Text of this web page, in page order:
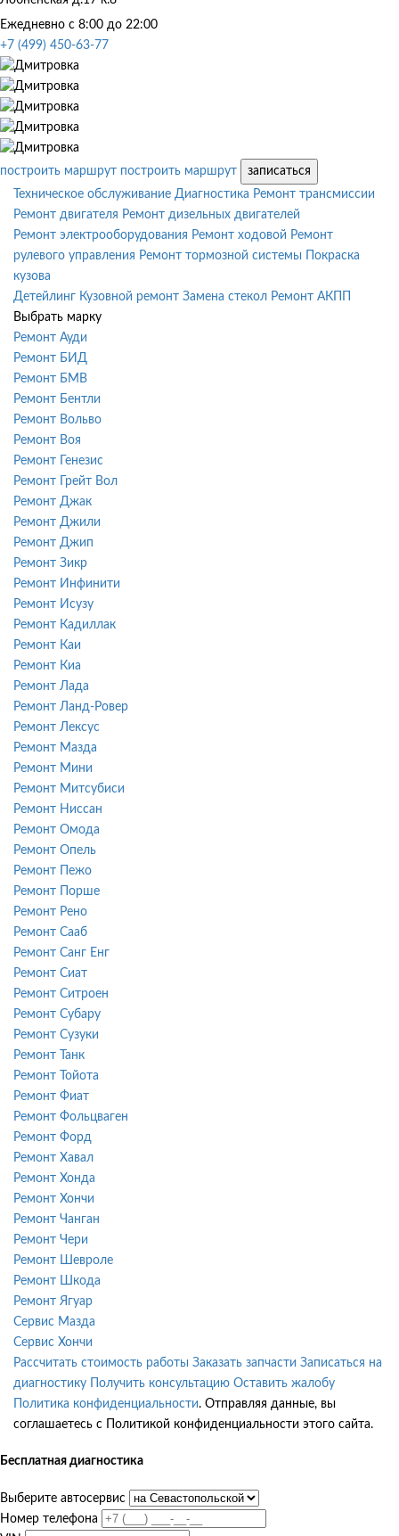
Ежедневно с 8:00 до 22:00
+7 (499) 450-63-77
построить маршрут построить маршрут
записаться
Техническое обслуживание Диагностика Ремонт трансмиссии
Ремонт двигателя Ремонт дизельных двигателей
Ремонт электрооборудования Ремонт ходовой Ремонт
рулевого управления Ремонт тормозной системы
Покраска
кузова
Детейлинг Кузовной ремонт Замена стекол Ремонт АКПП
Выбрать марку
Ремонт Ауди
Ремонт БИД
Ремонт БМВ
Ремонт Бентли
Ремонт Вольво
Ремонт Воя
Ремонт Генезис
Ремонт Грейт Вол
Ремонт Джак
Ремонт Джили
Ремонт Джип
Ремонт Зикр
Ремонт Инфинити
Ремонт Исузу
Ремонт Кадиллак
Ремонт Каи
Ремонт Киа
Ремонт Лада
Ремонт Ланд-Ровер
Ремонт Лексус
Ремонт Мазда
Ремонт Мини
Ремонт Митсубиси
Ремонт Ниссан
Ремонт Омода
Ремонт Опель
Ремонт Пежо
Ремонт Порше
Ремонт Рено
Ремонт Сааб
Ремонт Санг Енг
Ремонт Сиат
Ремонт Ситроен
Ремонт Субару
Ремонт Сузуки
Ремонт Танк
Ремонт Тойота
Ремонт Фиат
Ремонт Фольцваген
Ремонт Форд
Ремонт Хавал
Ремонт Хонда
Ремонт Хончи
Ремонт Чанган
Ремонт Чери
Ремонт Шевроле
Ремонт Шкода
Ремонт Ягуар
Сервис Мазда
Сервис Хончи
Рассчитать стоимость работы Заказать запчасти Записаться на
диагностику
Получить консультацию Оставить жалобу
Политика конфиденциальности. Отправляя данные, вы
соглашаетесь с Политикой конфиденциальности этого сайта.
Бесплатная диагностика
Выберите автосервис
Номер телефона